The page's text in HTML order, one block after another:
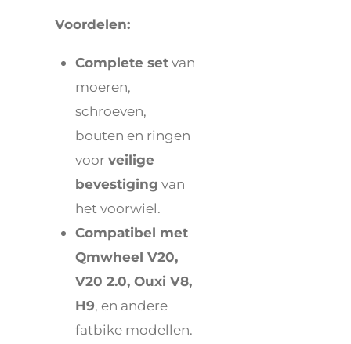
Voordelen:
Complete setvan
moeren,
schroeven,
bouten en ringen
voorveilige
bevestiging van
het voorwiel.
Compatibel met
Qmwheel V20,
V20 2.0, Ouxi V8,
H9, en andere
fatbike modellen.